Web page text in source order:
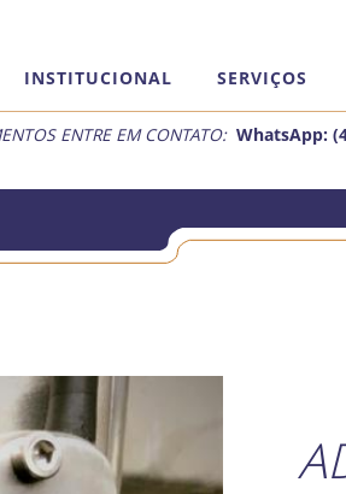
INSTITUCIONAL SERVIÇOS
ENTRE EM CONTATO: WhatsApp: